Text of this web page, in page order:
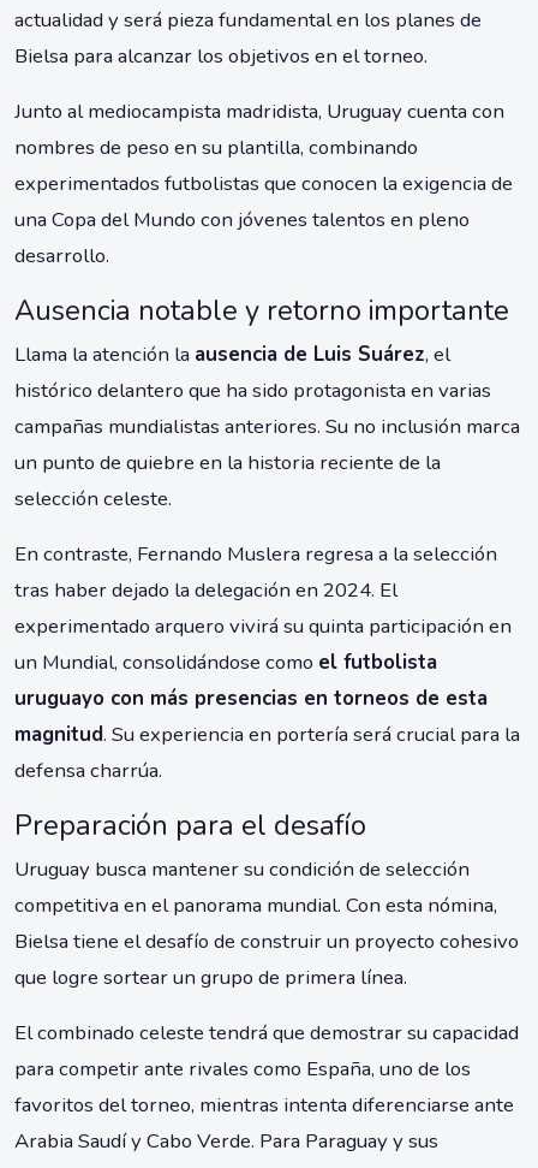
actualidad y será pieza fundamental en los planes de
Bielsa para alcanzar los objetivos en el torneo.
Junto al mediocampista madridista, Uruguay cuenta con
nombres de peso en su plantilla, combinando
experimentados futbolistas que conocen la exigencia de
una Copa del Mundo con jóvenes talentos en pleno
desarrollo.
Ausencia notable y retorno importante
Llama la atención la ausencia de Luis Suárez, el
histórico delantero que ha sido protagonista en varias
campañas mundialistas anteriores. Su no inclusión marca
un punto de quiebre en la historia reciente de la
selección celeste.
En contraste, Fernando Muslera regresa a la selección
tras haber dejado la delegación en 2024. El
experimentado arquero vivirá su quinta participación en
un Mundial, consolidándose como el futbolista
uruguayo con más presencias en torneos de esta
magnitud. Su experiencia en portería será crucial para la
defensa charrúa.
Preparación para el desafío
Uruguay busca mantener su condición de selección
competitiva en el panorama mundial. Con esta nómina,
Bielsa tiene el desafío de construir un proyecto cohesivo
que logre sortear un grupo de primera línea.
El combinado celeste tendrá que demostrar su capacidad
para competir ante rivales como España, uno de los
favoritos del torneo, mientras intenta diferenciarse ante
Arabia Saudí y Cabo Verde. Para Paraguay y sus